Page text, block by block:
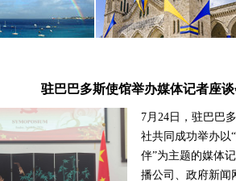
驻巴巴多斯使馆举办媒体记者座
7月24日，驻巴巴
社共同成功举办以
伴”为主题的媒体
播公司、政府新闻